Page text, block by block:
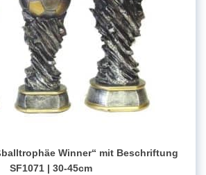
Winner“ mit Beschriftung
SF1071 | 30-45cm